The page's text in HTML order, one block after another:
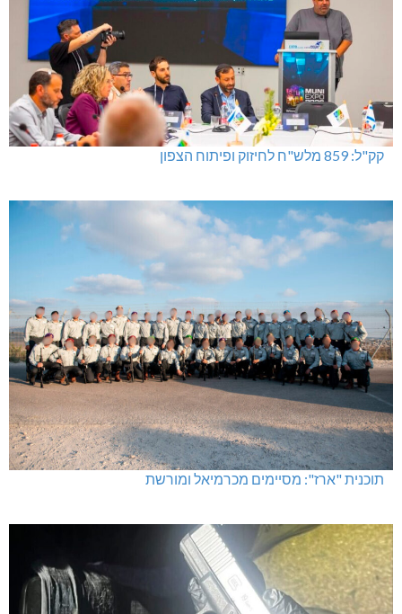
קק"ל: 859 מלש"ח לחיזוק ופיתוח הצפון
תוכנית "ארז": מסיימים מכרמיאל ומורשת